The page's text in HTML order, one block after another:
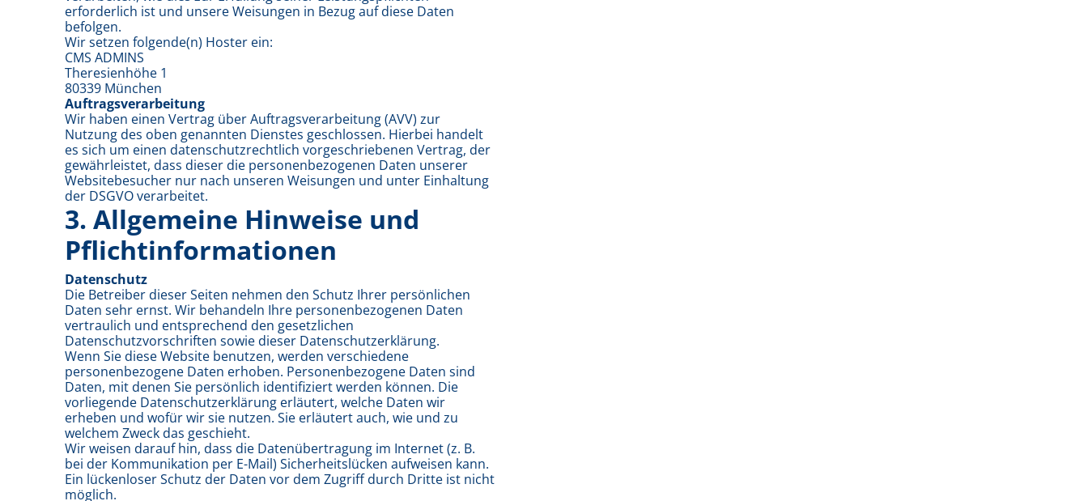
erforderlich ist und unsere Weisungen in Bezug auf diese Daten
befolgen.
Wir setzen folgende(n) Hoster ein:
CMS ADMINS
Theresienhöhe 1
80339 München
Auftragsverarbeitung
Wir haben einen Vertrag über Auftragsverarbeitung (AVV) zur
Nutzung des oben genannten Dienstes geschlossen. Hierbei handelt
es sich um einen datenschutzrechtlich vorgeschriebenen Vertrag, der
gewährleistet, dass dieser die personenbezogenen Daten unserer
Websitebesucher nur nach unseren Weisungen und unter Einhaltung
der DSGVO verarbeitet.
3. Allgemeine Hinweise und
Pflicht­informationen
Datenschutz
Die Betreiber dieser Seiten nehmen den Schutz Ihrer persönlichen
Daten sehr ernst. Wir behandeln Ihre personenbezogenen Daten
vertraulich und entsprechend den gesetzlichen
Datenschutzvorschriften sowie dieser Datenschutzerklärung.
Wenn Sie diese Website benutzen, werden verschiedene
personenbezogene Daten erhoben. Personenbezogene Daten sind
Daten, mit denen Sie persönlich identifiziert werden können. Die
vorliegende Datenschutzerklärung erläutert, welche Daten wir
erheben und wofür wir sie nutzen. Sie erläutert auch, wie und zu
welchem Zweck das geschieht.
Wir weisen darauf hin, dass die Datenübertragung im Internet (z. B.
bei der Kommunikation per E-Mail) Sicherheitslücken aufweisen kann.
Ein lückenloser Schutz der Daten vor dem Zugriff durch Dritte ist nicht
möglich.